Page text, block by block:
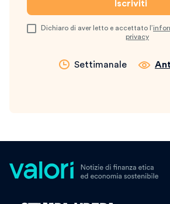
Dichiaro di aver letto e accettato l’
privacy
Settimanale